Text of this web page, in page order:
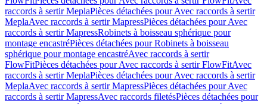
raccords à sertir MeplaPièces détachées pour Avec raccords à sertir
MeplaAvec raccords à sertir MapressPièces détachées pour Avec
raccords à sertir MapressRobinets à boisseau sphérique pour
montage encastréPièces détachées pour Robinets à boisseau
sphérique pour montage encastréAvec raccords à sertir
FlowFitPièces détachées pour Avec raccords à sertir FlowFitAvec
raccords à sertir MeplaPièces détachées pour Avec raccords à sertir
MeplaAvec raccords à sertir MapressPièces détachées pour Avec
raccords à sertir MapressAvec raccords filetésPièces détachées pour